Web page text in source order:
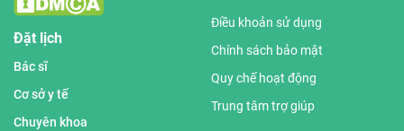
Đặt lịch
Bác sĩ
Cơ sở y tế
Chuyên khoa
Điều khoản sử dụng
Chính sách bảo mật
Quy chế hoạt động
Trung tâm trợ giúp